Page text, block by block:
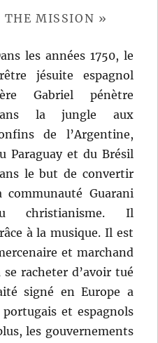
feu
Céline
Sciamma
MISSION »
les années 1750, le
jésuite espagnol
Gabriel pénètre
la jungle aux
de l’Argentine,
Paraguay et du Brésil
le but de convertir
communauté Guarani
christianisme. Il
à la musique. Il est
et marchand
se racheter d’avoir tué
signé en Europe a
et espagnols
les gouvernements